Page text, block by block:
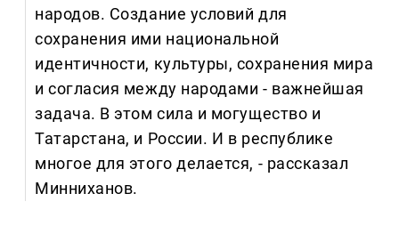
народов. Создание условий для
сохранения ими национальной
идентичности, культуры, сохранения мира
и согласия между народами - важнейшая
задача. В этом сила и могущество и
Татарстана, и России. И в республике
многое для этого делается, - рассказал
Минниханов.